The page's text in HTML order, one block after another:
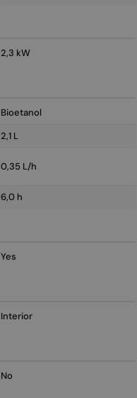
2,3 kW
Bioetanol
2,1 L
0,35 L/h
6,0 h
Yes
Interior
No